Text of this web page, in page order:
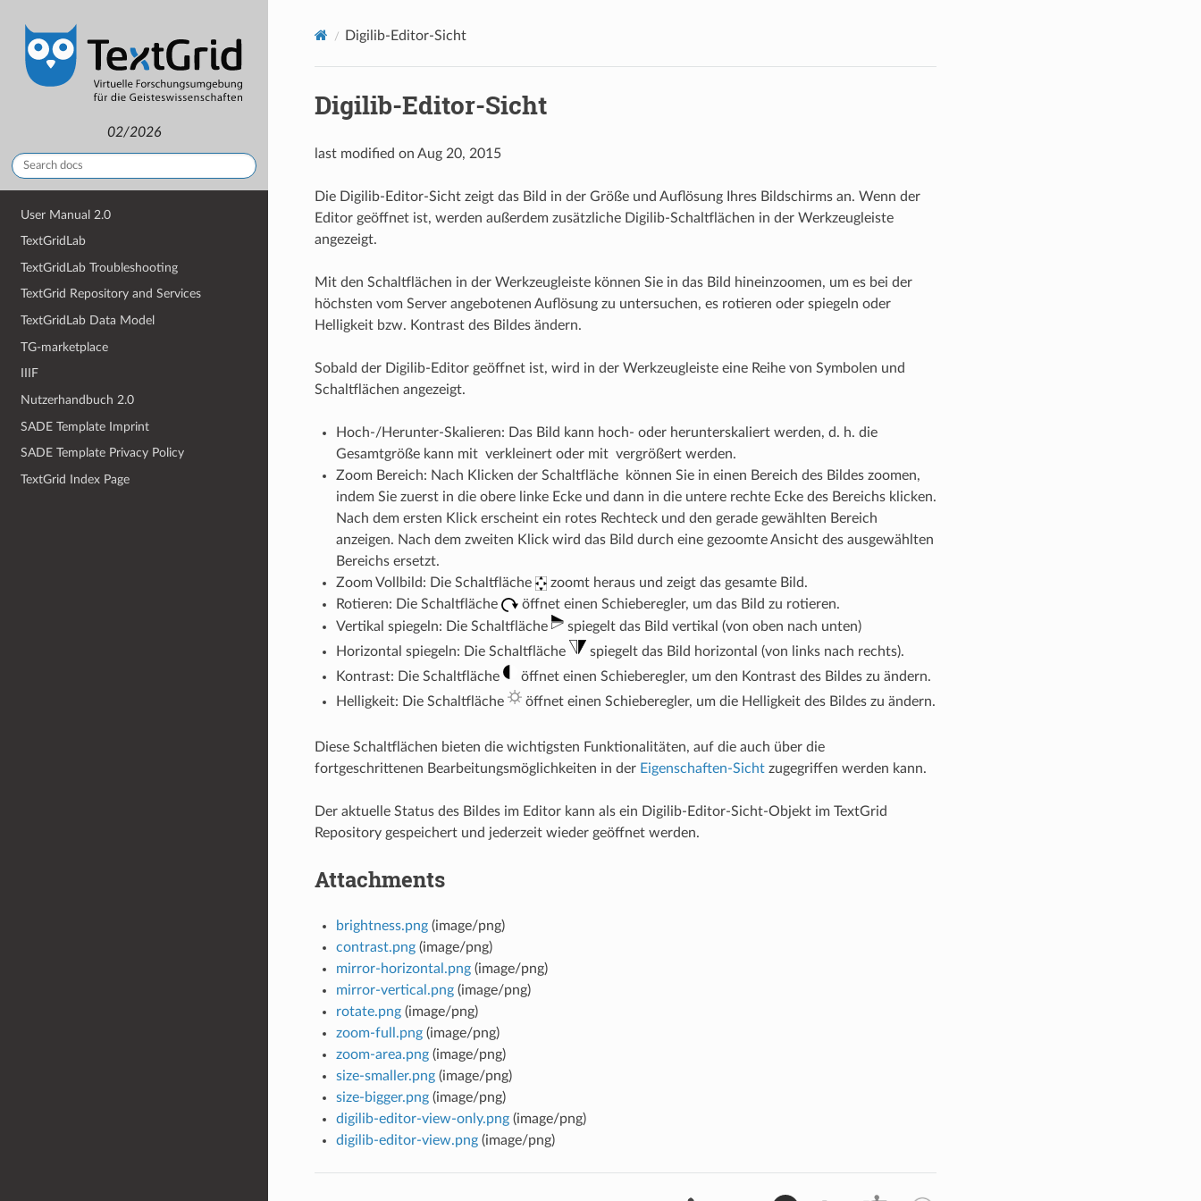
02/2026
User Manual 2.0
TextGridLab
TextGridLab Troubleshooting
TextGrid Repository and Services
TextGridLab Data Model
TG-marketplace
IIIF
Nutzerhandbuch 2.0
SADE Template Imprint
SADE Template Privacy Policy
TextGrid Index Page
Digilib-Editor-Sicht
Digilib-Editor-Sicht
last modified on Aug 20, 2015
Die Digilib-Editor-Sicht zeigt das Bild in der Größe und Auflösung Ihres Bildschirms an. Wenn der
Editor geöffnet ist, werden außerdem zusätzliche Digilib-Schaltflächen in der Werkzeugleiste
angezeigt.
Mit den Schaltflächen in der Werkzeugleiste können Sie in das Bild hineinzoomen, um es bei der
höchsten vom Server angebotenen Auflösung zu untersuchen, es rotieren oder spiegeln oder
Helligkeit bzw. Kontrast des Bildes ändern.
Sobald der Digilib-Editor geöffnet ist, wird in der Werkzeugleiste eine Reihe von Symbolen und
Schaltflächen angezeigt.
Hoch-/Herunter-Skalieren: Das Bild kann hoch- oder herunterskaliert werden, d. h. die
Gesamtgröße kann mit verkleinert oder mit vergrößert werden.
Zoom Bereich: Nach Klicken der Schaltfläche können Sie in einen Bereich des Bildes zoomen,
indem Sie zuerst in die obere linke Ecke und dann in die untere rechte Ecke des Bereichs klicken.
Nach dem ersten Klick erscheint ein rotes Rechteck und den gerade gewählten Bereich
anzeigen. Nach dem zweiten Klick wird das Bild durch eine gezoomte Ansicht des ausgewählten
Bereichs ersetzt.
Zoom Vollbild: Die Schaltfläche
zoomt heraus und zeigt das gesamte Bild.
Rotieren: Die Schaltfläche
öffnet einen Schieberegler, um das Bild zu rotieren.
Vertikal spiegeln: Die Schaltfläche
spiegelt das Bild vertikal (von oben nach unten)
Horizontal spiegeln: Die Schaltfläche
spiegelt das Bild horizontal (von links nach rechts).
Kontrast: Die Schaltfläche
öffnet einen Schieberegler, um den Kontrast des Bildes zu ändern.
Helligkeit: Die Schaltfläche
öffnet einen Schieberegler, um die Helligkeit des Bildes zu ändern.
Diese Schaltflächen bieten die wichtigsten Funktionalitäten, auf die auch über die
fortgeschrittenen Bearbeitungsmöglichkeiten in der Eigenschaften-Sichtzugegriffen werden kann.
Der aktuelle Status des Bildes im Editor kann als ein Digilib-Editor-Sicht-Objekt im TextGrid
Repository gespeichert und jederzeit wieder geöffnet werden.
Attachments
brightness.png(image/png)
contrast.png(image/png)
mirror-horizontal.png(image/png)
mirror-vertical.png(image/png)
rotate.png(image/png)
zoom-full.png(image/png)
zoom-area.png(image/png)
size-smaller.png(image/png)
size-bigger.png(image/png)
digilib-editor-view-only.png(image/png)
digilib-editor-view.png(image/png)